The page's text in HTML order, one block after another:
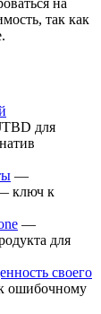
так как
для
—
ключ к
—
для
своего
ошибочному